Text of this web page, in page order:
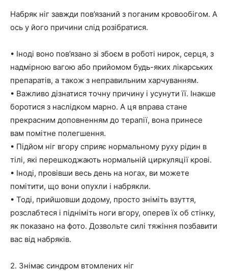
Набряк ніг завжди пов’язаний з поганим кровообігом. А
ось у його причини слід розібратися.
• Іноді воно пов’язано зі збоєм в роботі нирок, серця, з
надмірною вагою або прийомом будь-яких лікарських
препаратів, а також з неправильним харчуванням.
• Важливо дізнатися точну причину і усунути її. Інакше
боротися з наслідком марно. А ця вправа стане
прекрасним доповненням до терапії, вона принесе
вам помітне полегшення.
• Підйом ніг вгору сприяє нормальному руху рідин в
тілі, які перешкоджають нормальній циркуляції крові.
• Іноді, провівши весь день на ногах, ви можете
помітити, що вони опухли і набрякли.
• Тоді, прийшовши додому, просто зніміть взуття,
розслабтеся і підніміть ноги вгору, оперев їх об стінку,
як показано на фото. Дозвольте силі тяжіння позбавити
вас від набряків.
2. Знімає синдром втомлених ніг